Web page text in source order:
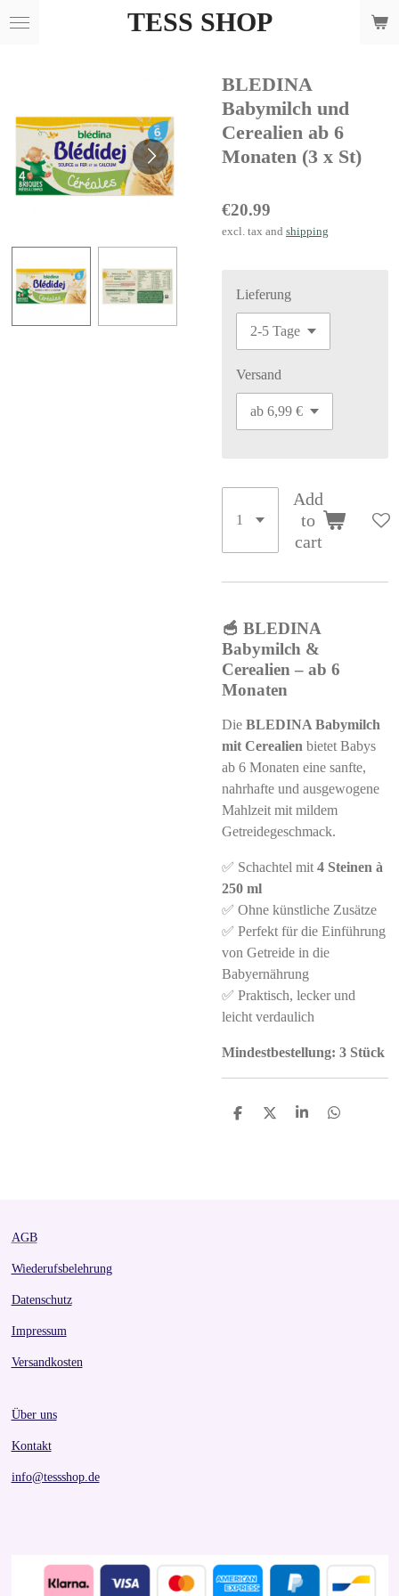
Skip
TESS SHOP
BLEDINA
Babymilch und
Cerealien ab 6
Monaten (3 x St)
€20.99
excl. tax and shipping
Lieferung
Versand
Add
to
cart
🥣 BLEDINA
Babymilch &
Cerealien – ab 6
Monaten
Die BLEDINA Babymilch
mit Cerealien bietet Babys
ab 6 Monaten eine sanfte,
nahrhafte und ausgewogene
Mahlzeit mit mildem
Getreidegeschmack.
✅ Schachtel mit 4 Steinen à
250 ml
✅ Ohne künstliche Zusätze
✅ Perfekt für die Einführung
von Getreide in die
Babyernährung
✅ Praktisch, lecker und
leicht verdaulich
Mindestbestellung: 3 Stück
S
S
S
S
AGB
Wiederufsbelehrung
Datenschutz
Impressum
Versandkosten
Über uns
Kontakt
info@tessshop.de